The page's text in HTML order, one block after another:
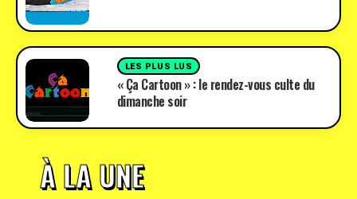
LES PLUS LUS
« Ça Cartoon » : le rendez-vous culte du
dimanche soir
À LA UNE